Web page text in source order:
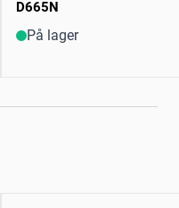
D665N
På lager